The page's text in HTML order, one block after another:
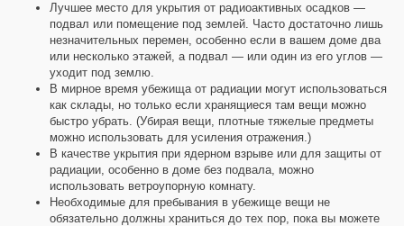
Лучшее место для укрытия от радиоактивных осадков —
подвал или помещение под землей. Часто достаточно лишь
незначительных перемен, особенно если в вашем доме два
или несколько этажей, а подвал — или один из его углов —
уходит под землю.
В мирное время убежища от радиации могут использоваться
как склады, но только если хранящиеся там вещи можно
быстро убрать. (Убирая вещи, плотные тяжелые предметы
можно использовать для усиления отражения.)
В качестве укрытия при ядерном взрыве или для защиты от
радиации, особенно в доме без подвала, можно
использовать ветроупорную комнату.
Необходимые для пребывания в убежище вещи не
обязательно должны храниться до тех пор, пока вы можете